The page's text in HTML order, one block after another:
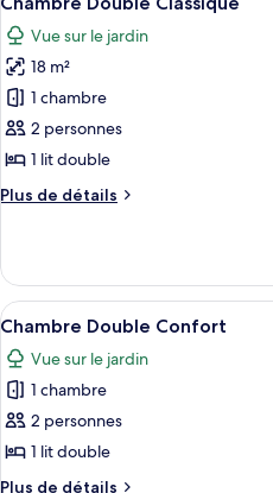
toutes
les
photos
pour
ce
type
chambre :
Classique
Vue sur le jardin
18 m²
1 chambre
2 personnes
1 lit double
Plus de détails
Plus
le
type
de
Chambre
Double
Afficher
toutes
les
photos
pour
ce
type
7
Chambre Double Confort
Vue sur le jardin
1 chambre
2 personnes
1 lit double
Plus de détails
Plus